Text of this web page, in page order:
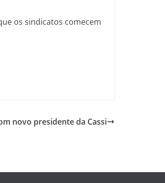
os sindicatos comecem
novo presidente da Cassi